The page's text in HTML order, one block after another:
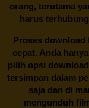
orang, terutama
harus
Proses download
cepat. Anda
pilih opsi
tersimpan dalam
saja dan di
mengunduh